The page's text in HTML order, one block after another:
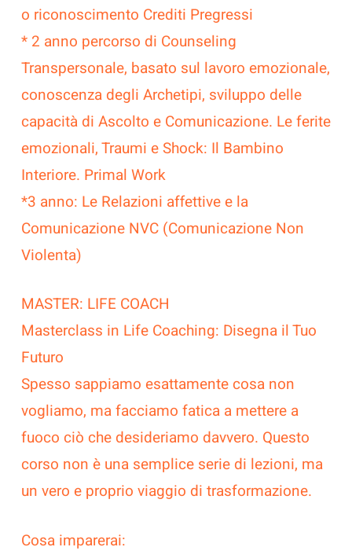
o riconoscimento Crediti Pregressi
* 2 anno percorso di Counseling
Transpersonale, basato sul lavoro emozionale,
conoscenza degli Archetipi, sviluppo delle
capacità di Ascolto e Comunicazione. Le ferite
emozionali, Traumi e Shock: Il Bambino
Interiore. Primal Work
*3 anno: Le Relazioni affettive e la
Comunicazione NVC (Comunicazione Non
Violenta)
MASTER: LIFE COACH
Masterclass in Life Coaching: Disegna il Tuo
Futuro
Spesso sappiamo esattamente cosa non
vogliamo, ma facciamo fatica a mettere a
fuoco ciò che desideriamo davvero. Questo
corso non è una semplice serie di lezioni, ma
un vero e proprio viaggio di trasformazione.
Cosa imparerai: